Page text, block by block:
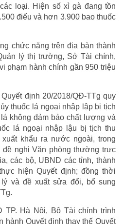
loại. Hiện số xì gà đang tồn
điếu và hơn 3.900 bao thuốc
chức năng trên địa bàn thành
lý thị trường, Sở Tài chính,
phạm hành chính gần 950 triệu
định 20/2018/QĐ-TTg quy
thuốc lá ngoại nhập lập bị tịch
không đảm bảo chất lượng và
lá ngoại nhập lậu bị tịch thu
khẩu ra nước ngoài, trong
đề nghị Văn phòng thường trực
các bộ, UBND các tỉnh, thành
hiện Quyết định; đồng thời
và đề xuất sửa đổi, bổ sung
TP. Hà Nội, Bộ Tài chính trình
hành Quyết định thay thế Quyết